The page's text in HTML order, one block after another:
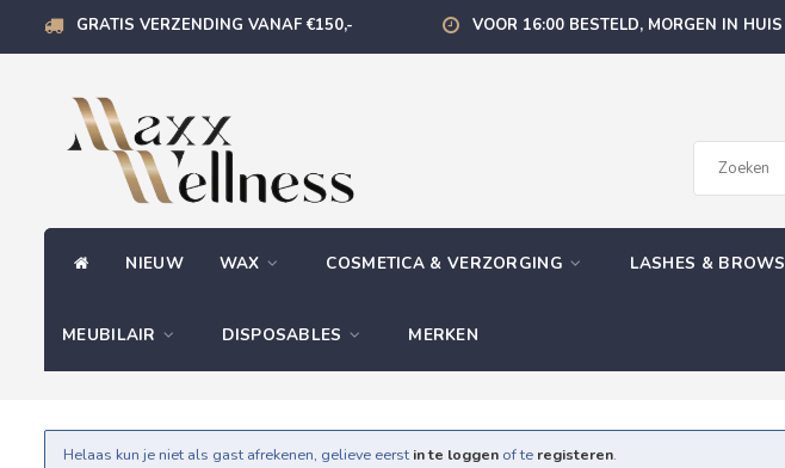
GRATIS VERZENDING VANAF €150,- VOOR 16:00 BESTELD, MORGEN IN HUIS
NIEUW WAX COSMETICA & VERZORGING LASHES & BROWS
MEUBILAIR DISPOSABLES MERKEN
Helaas kun je niet als gast afrekenen, gelieve eerst in te loggen of te registeren.